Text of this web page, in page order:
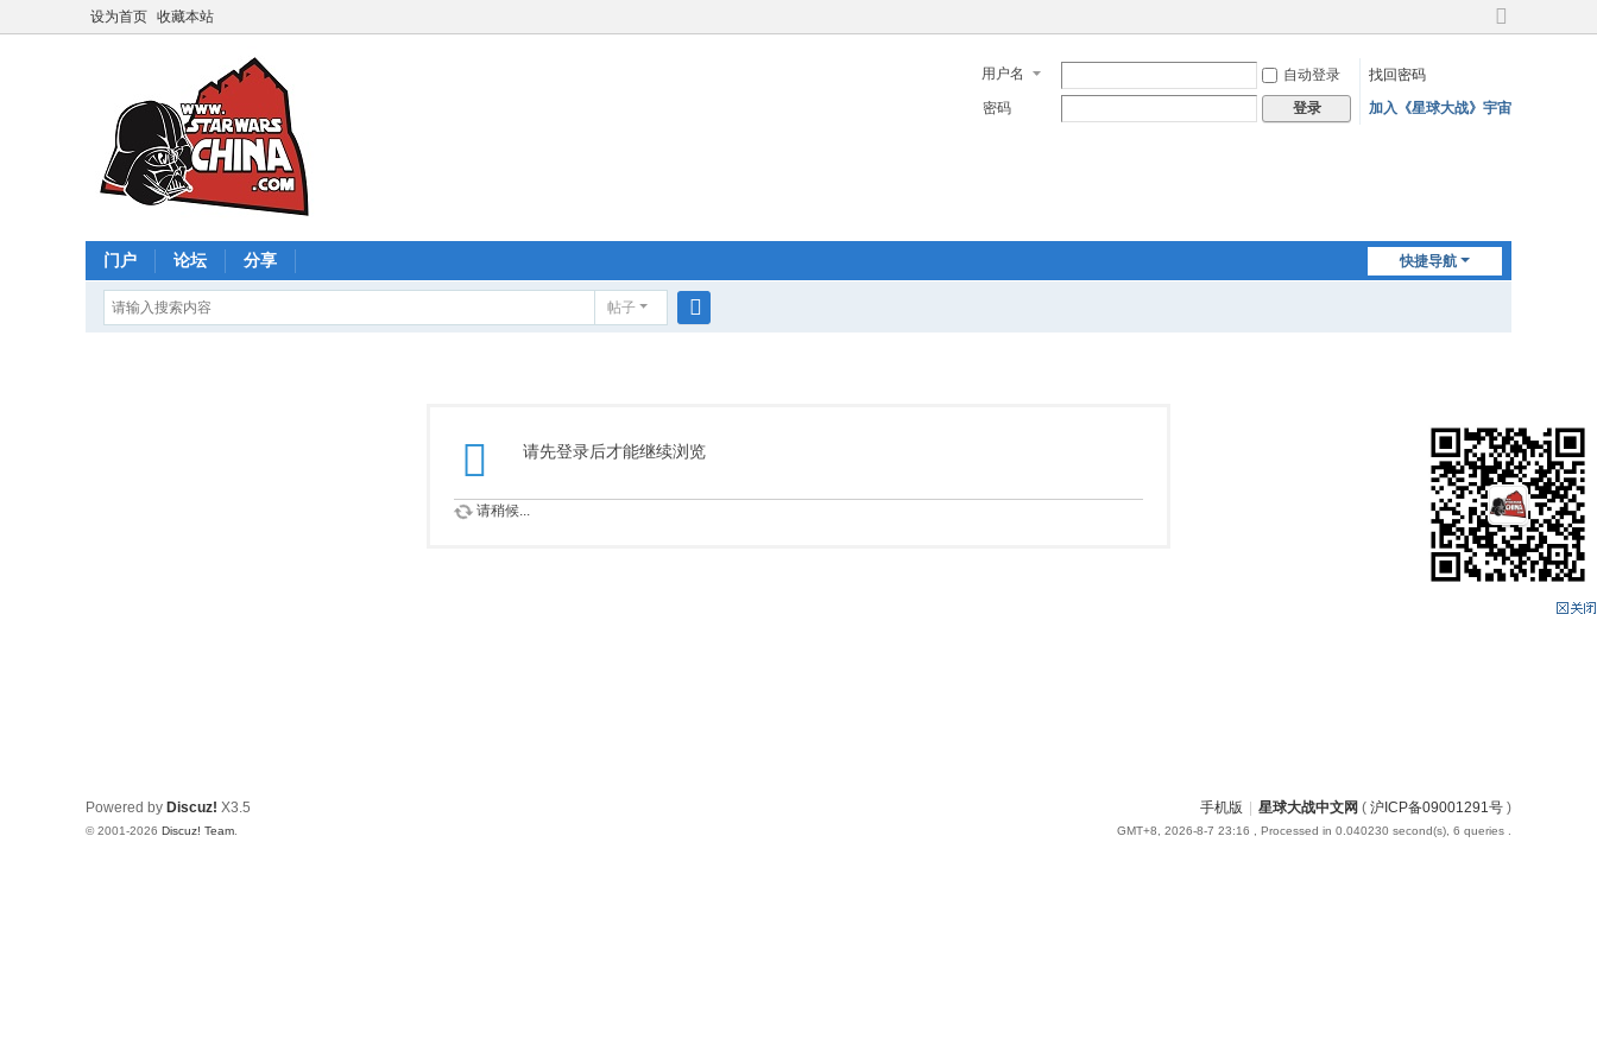
设为首页 收藏本站
切
宽
用户名 自动登录
找回密码
密码
登录 加入《星球大战》宇宙
快捷导航
门户 论坛 分享
帖子
请先登录后才能继续浏览
请稍候...
手机版 星球大战中文网 ( 沪ICP备09001291号 )
GMT+8, 2026-8-7 23:16 , Processed in 0.040230 second(s), 6 queries .
Powered by Discuz! X3.5
© 2001-2026 Discuz! Team